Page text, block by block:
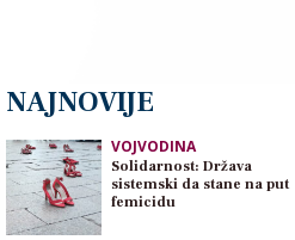
NAJNOVIJE
VOJVODINA
Solidarnost: Država
sistemski da stane na put
femicidu